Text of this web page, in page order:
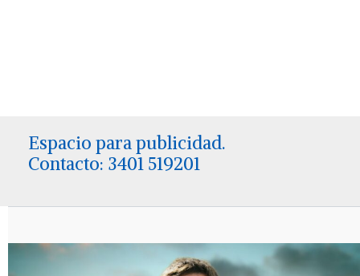
Espacio para publicidad.
Contacto: 3401 519201